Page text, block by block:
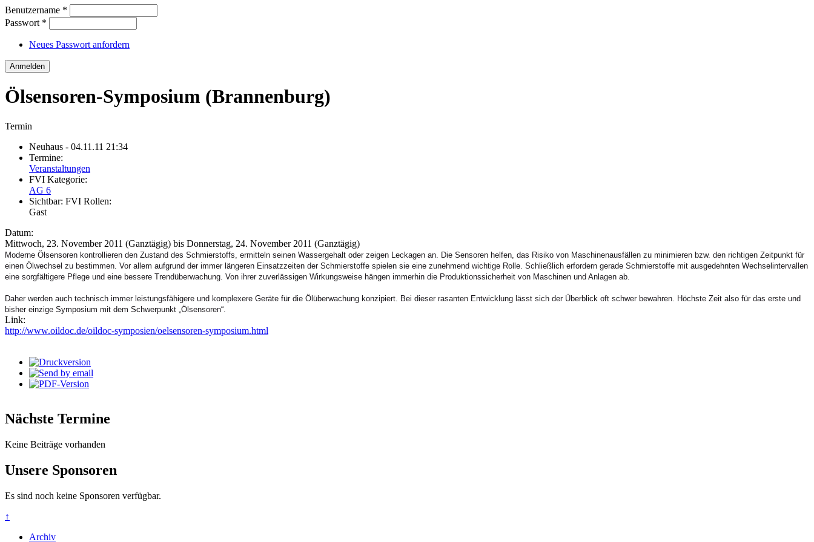
Benutzername *
Passwort *
Neues Passwort anfordern
Ölsensoren-Symposium (Brannenburg)
Termin
Neuhaus - 04.11.11 21:34
Termine:
Veranstaltungen
FVI Kategorie:
AG 6
Sichtbar: FVI Rollen:
Gast
Datum:
Mittwoch, 23. November 2011 (Ganztägig) bis Donnerstag, 24. November 2011 (Ganztägig)
Moderne Ölsensoren kontrollieren den Zustand des Schmierstoffs, ermitteln seinen Wassergehalt oder zeigen Leckagen an. Die Sensoren helfen, das Risiko von Maschinenausfällen zu minimieren bzw. den richtigen Zeitpunkt für
einen Ölwechsel zu bestimmen. Vor allem aufgrund der immer längeren Einsatzzeiten der Schmierstoffe spielen sie eine zunehmend wichtige Rolle. Schließlich erfordern gerade Schmierstoffe mit ausgedehnten Wechselintervallen
eine sorgfältigere Pflege und eine bessere Trendüberwachung. Von ihrer zuverlässigen Wirkungsweise hängen immerhin die Produktionssicherheit von Maschinen und Anlagen ab.
Daher werden auch technisch immer leistungsfähigere und komplexere Geräte für die Ölüberwachung konzipiert. Bei dieser rasanten Entwicklung lässt sich der Überblick oft schwer bewahren. Höchste Zeit also für das erste und
bisher einzige Symposium mit dem Schwerpunkt „Ölsensoren“.
Link:
http://www.oildoc.de/oildoc-symposien/oelsensoren-symposium.html
Nächste Termine
Keine Beiträge vorhanden
Unsere Sponsoren
Es sind noch keine Sponsoren verfügbar.
↑
Archiv